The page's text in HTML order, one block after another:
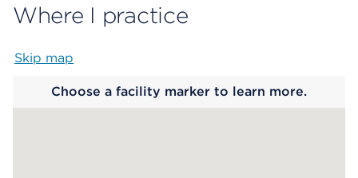
Where I practice
Skip map
Choose a facility marker to learn more.